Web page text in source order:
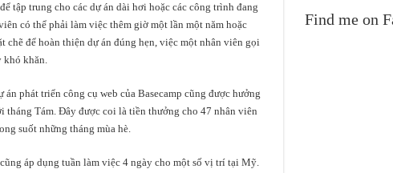
tập trung cho các dự án dài hơi hoặc các công trình đang
có thể phải làm việc thêm giờ một lần một năm hoặc
để hoàn thiện dự án đúng hẹn, việc một nhân viên gọi
khó khăn.
phát triển công cụ web của Basecamp cũng được hưởng
tháng Tám. Đây được coi là tiền thưởng cho 47 nhân viên
suốt những tháng mùa hè.
áp dụng tuần làm việc 4 ngày cho một số vị trí tại Mỹ.
Find me on